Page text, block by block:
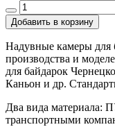
Надувные камеры для
производства и
для байдарок
Каньон и др.
Два вида материала:
транспортными